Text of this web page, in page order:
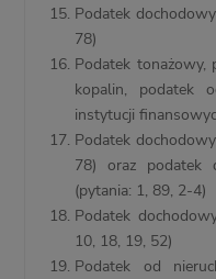
Podatek
78)
Podatek tonażowy,
kopalin, podatek
instytucji
Podatek
78) oraz podatek
(pytania: 1, 89, 2-4)
Podatek
10, 18, 19, 52)
Podatek od